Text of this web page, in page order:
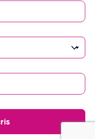
Paiement en 3 ou 4
bancaire avec
notre partenaire